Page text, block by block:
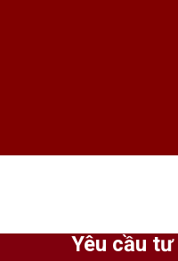
Yêu cầu